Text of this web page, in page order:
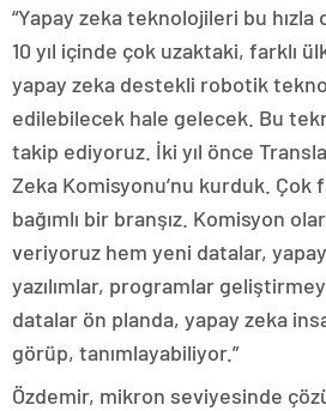
“Yapay zeka teknolojileri bu
10 yıl içinde çok uzaktaki, farklı
yapay zeka destekli robotik
edilebilecek hale gelecek. Bu
takip ediyoruz. İki yıl önce
Zeka Komisyonu’nu kurduk. Çok
bağımlı bir branşız. Komisyon
veriyoruz hem yeni datalar,
yazılımlar, programlar
datalar ön planda, yapay zeka
görüp, tanımlayabiliyor.”
Özdemir, mikron seviyesinde